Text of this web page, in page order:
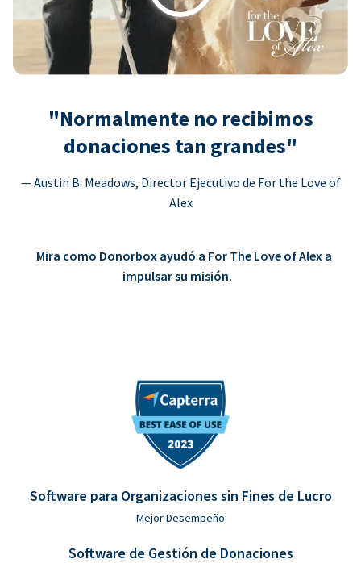
"Normalmente no recibimos
donaciones tan grandes"
— Austin B. Meadows, Director Ejecutivo de For the Love of
Alex
Mira como Donorbox ayudó a For The Love of Alex a
impulsar su misión.
Software para Organizaciones sin Fines de Lucro
Mejor Desempeño
Software de Gestión de Donaciones